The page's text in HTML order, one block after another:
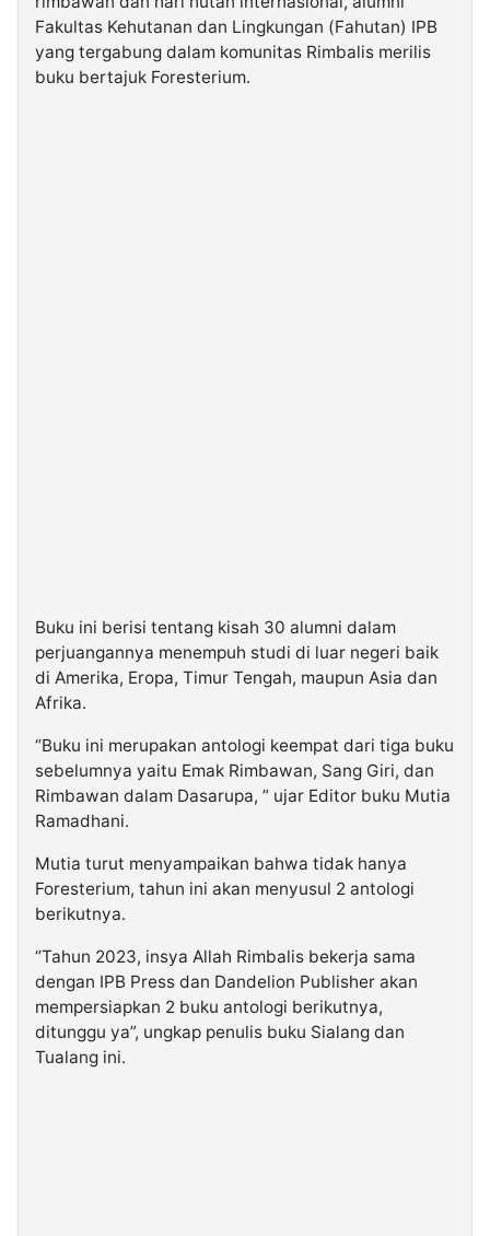
Fakultas Kehutanan dan Lingkungan (Fahutan) IPB
yang tergabung dalam komunitas Rimbalis merilis
buku bertajuk Foresterium.
Buku ini berisi tentang kisah 30 alumni dalam
perjuangannya menempuh studi di luar negeri baik
di Amerika, Eropa, Timur Tengah, maupun Asia dan
Afrika.
“Buku ini merupakan antologi keempat dari tiga buku
sebelumnya yaitu Emak Rimbawan, Sang Giri, dan
Rimbawan dalam Dasarupa, ” ujar Editor buku Mutia
Ramadhani.
Mutia turut menyampaikan bahwa tidak hanya
Foresterium, tahun ini akan menyusul 2 antologi
berikutnya.
“Tahun 2023, insya Allah Rimbalis bekerja sama
dengan IPB Press dan Dandelion Publisher akan
mempersiapkan 2 buku antologi berikutnya,
ditunggu ya”, ungkap penulis buku Sialang dan
Tualang ini.